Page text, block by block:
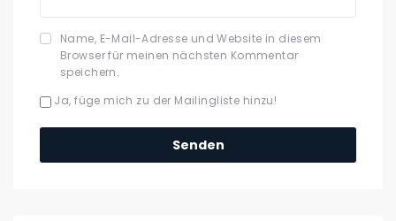
Name, E-Mail-Adresse und Website in diesem
Browser für meinen nächsten Kommentar
speichern.
Ja, füge mich zu der Mailingliste hinzu!